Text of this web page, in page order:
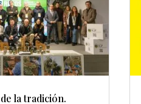
la tradición.